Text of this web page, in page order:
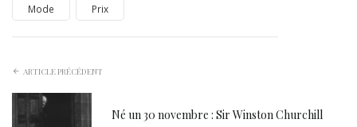
Mode Prix
ARTICLE PRÉCÉDENT
Né un 30 novembre : Sir Winston Churchill